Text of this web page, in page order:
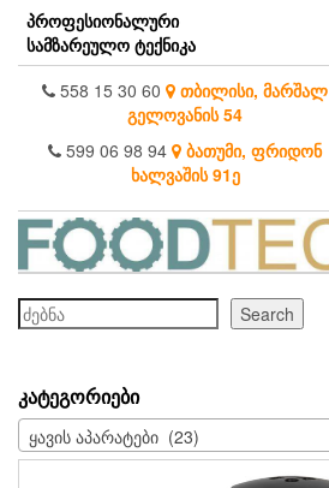
Skip
the
content
პროფესიონალური
სამზარეულო ტექნიკა
558 15 30 60 თბილისი, მარშალ
გელოვანის 54
599 06 98 94 ბათუმი, ფრიდონ
ხალვაშის 91ე
ძებნა
Search
ᲙᲐᲢᲔᲒᲝᲠᲘᲔᲑᲘ
ყავის აპარატები (23)